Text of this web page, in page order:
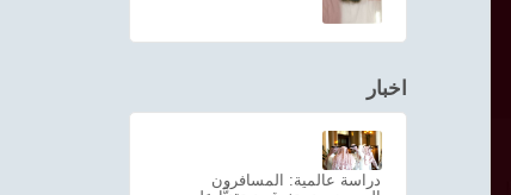
اخبار
دراسة عالمية: المسافرون